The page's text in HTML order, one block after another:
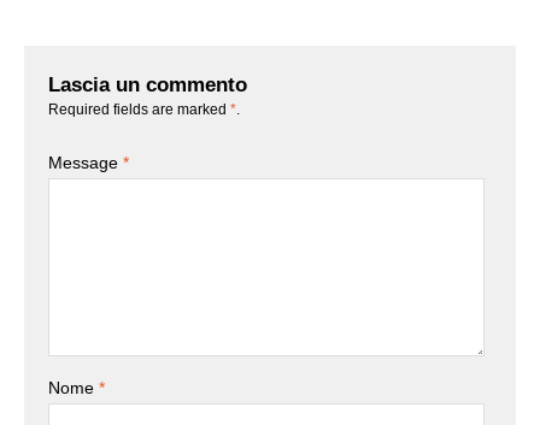
Lascia un commento
Required fields are marked *
Message *
Nome *